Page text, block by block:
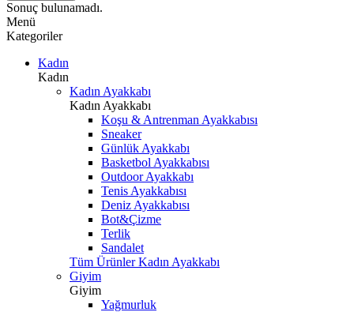
Sonuç bulunamadı.
Menü
Kategoriler
Kadın
Kadın
Kadın Ayakkabı
Kadın Ayakkabı
Koşu & Antrenman Ayakkabısı
Sneaker
Günlük Ayakkabı
Basketbol Ayakkabısı
Outdoor Ayakkabı
Tenis Ayakkabısı
Deniz Ayakkabısı
Bot&Çizme
Terlik
Sandalet
Tüm Ürünler Kadın Ayakkabı
Giyim
Giyim
Yağmurluk